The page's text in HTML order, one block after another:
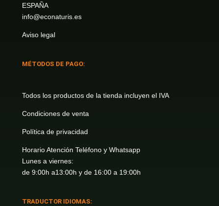
ESPAÑA
info@econaturis.es
Aviso legal
MÉTODOS DE PAGO:
Todos los productos de la tienda incluyen el IVA
Condiciones de venta
Política de privacidad
Horario Atención Teléfono y Whatsapp
Lunes a viernes:
de 9:00h a13:00h y de 16:00 a 19:00h
TRADUCTOR IDIOMAS: